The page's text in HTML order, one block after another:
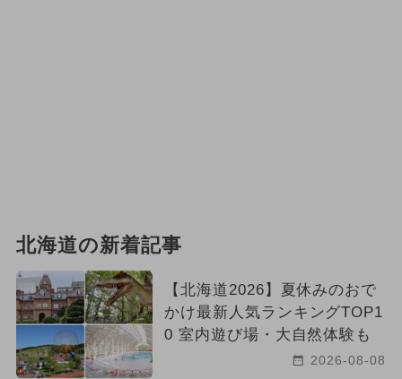
北海道の新着記事
【北海道2026】夏休みのおで
かけ最新人気ランキングTOP1
0 室内遊び場・大自然体験も
2026-08-08